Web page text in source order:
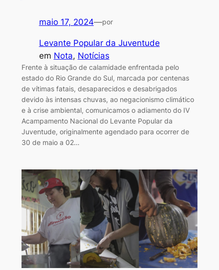
maio 17, 2024—por
Levante Popular da Juventude
em Nota, Notícias
Frente à situação de calamidade enfrentada pelo
estado do Rio Grande do Sul, marcada por centenas
de vítimas fatais, desaparecidos e desabrigados
devido às intensas chuvas, ao negacionismo climático
e à crise ambiental, comunicamos o adiamento do IV
Acampamento Nacional do Levante Popular da
Juventude, originalmente agendado para ocorrer de
30 de maio a 02…